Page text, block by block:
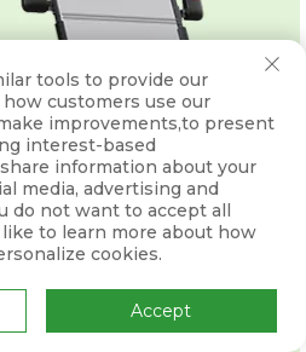
tools to provide our
customers use our
improvements,to present
interest-based
information about your
media, advertising and
do not want to accept all
to learn more about how
cookies.
Accept